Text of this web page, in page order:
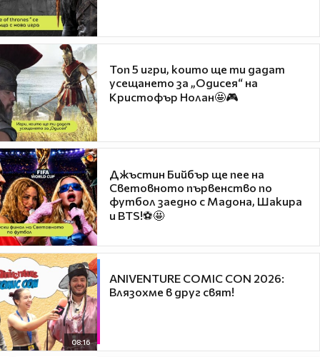
Топ 5 игри, които ще ти дадат
усещането за „Одисея“ на
Кристофър Нолан🤩🎮
Джъстин Бийбър ще пее на
Световното първенство по
футбол заедно с Мадона, Шакира
и BTS!⚽🤩
08:16
ANIVENTURE COMIC CON 2026:
Влязохме в друг свят!